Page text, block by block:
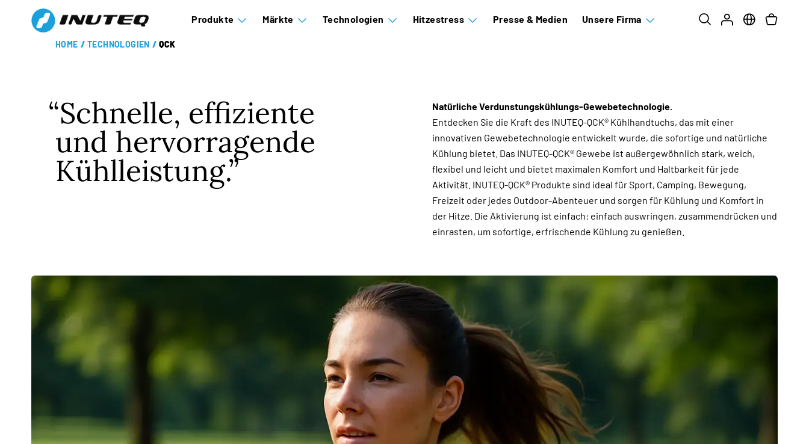
Produkte Märkte Technologien Hitzestress Presse & Medien Unsere Firma
HOME / TECHNOLOGIEN / QCK
Schnelle, effiziente
und hervorragende
Kühlleistung.
Natürliche Verdunstungskühlungs-Gewebetechnologie.
Entdecken Sie die Kraft des INUTEQ-QCK® Kühlhandtuchs, das mit einer
innovativen Gewebetechnologie entwickelt wurde, die sofortige und natürliche
Kühlung bietet. Das INUTEQ-QCK® Gewebe ist außergewöhnlich stark, weich,
flexibel und leicht und bietet maximalen Komfort und Haltbarkeit für jede
Aktivität. INUTEQ-QCK® Produkte sind ideal für Sport, Camping, Bewegung,
Freizeit oder jedes Outdoor-Abenteuer und sorgen für Kühlung und Komfort in
der Hitze. Die Aktivierung ist einfach: einfach auswringen, zusammendrücken und
einrasten, um sofortige, erfrischende Kühlung zu genießen.